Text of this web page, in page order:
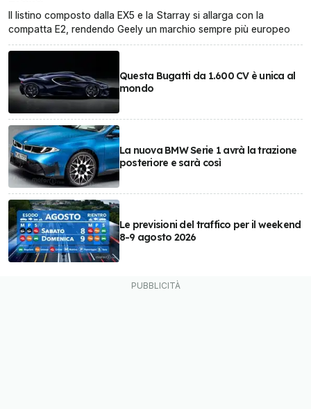
Il listino composto dalla EX5 e la Starray si allarga con la
compatta E2, rendendo Geely un marchio sempre più europeo
Questa Bugatti da 1.600 CV è unica al
mondo
La nuova BMW Serie 1 avrà la trazione
posteriore e sarà così
Le previsioni del traffico per il weekend
8-9 agosto 2026